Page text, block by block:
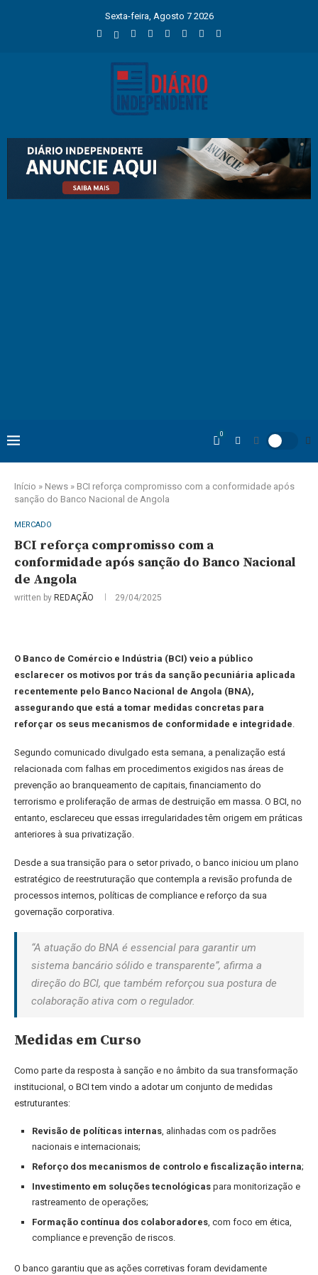
Sexta-feira, Agosto 7 2026
0
Início » News » BCI reforça compromisso com a conformidade após
sanção do Banco Nacional de Angola
MERCADO
BCI reforça compromisso com a
conformidade após sanção do Banco Nacional
de Angola
written by REDAÇÃO 29/04/2025
O Banco de Comércio e Indústria (BCI) veio a público
esclarecer os motivos por trás da sanção pecuniária aplicada
recentemente pelo Banco Nacional de Angola (BNA),
assegurando que está a tomar medidas concretas para
reforçar os seus mecanismos de conformidade e integridade
Segundo comunicado divulgado esta semana, a penalização está
relacionada com falhas em procedimentos exigidos nas áreas de
prevenção ao branqueamento de capitais, financiamento do
terrorismo e proliferação de armas de destruição em massa. O BCI, no
entanto, esclareceu que essas irregularidades têm origem em práticas
anteriores à sua privatização.
Desde a sua transição para o setor privado, o banco iniciou um plano
estratégico de reestruturação que contempla a revisão profunda de
processos internos, políticas de compliance e reforço da sua
governação corporativa.
“A atuação do BNA é essencial para garantir um
sistema bancário sólido e transparente”, afirma a
direção do BCI, que também reforçou sua postura de
colaboração ativa com o regulador.
Medidas em Curso
Como parte da resposta à sanção e no âmbito da sua transformação
institucional, o BCI tem vindo a adotar um conjunto de medidas
estruturantes:
Revisão de políticas internas , alinhadas com os padrões
nacionais e internacionais;
Reforço dos mecanismos de controlo e fiscalização interna;
Investimento em soluções tecnológicas para monitorização e
rastreamento de operações;
Formação contínua dos colaboradores , com foco em ética,
compliance e prevenção de riscos.
O banco garantiu que as ações corretivas foram devidamente